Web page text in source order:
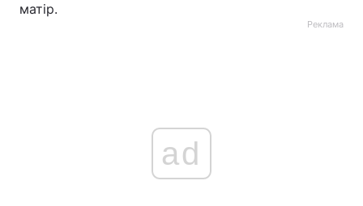
матір.
Реклама
ad